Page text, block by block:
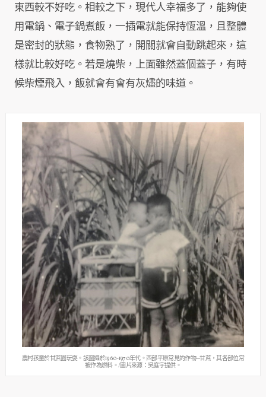
東西較不好吃。相較之下，現代人幸福多了，能夠使
用電鍋、電子鍋煮飯，一插電就能保持恆溫，且整體
是密封的狀態，食物熟了，開關就會自動跳起來，這
樣就比較好吃。若是燒柴，上面雖然蓋個蓋子，有時
候柴煙飛入，飯就會有會有灰燼的味道。
農村孩童於甘蔗園玩耍。該圖攝於1960-1970年代。西部平原常見的作物─甘蔗，其各部位常
被作為燃料。/圖片來源：吳庭宇提供。